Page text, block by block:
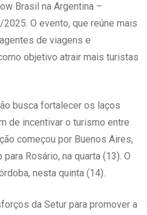
Brasil na Argentina –
O evento, que reúne mais
de viagens e
objetivo atrair mais turistas
busca fortalecer os laços
de incentivar o turismo entre
começou por Buenos Aires,
Rosário, na quarta (13). O
nesta quinta (14).
da Setur para promover a